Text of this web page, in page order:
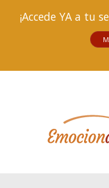
¡Accede YA a tu